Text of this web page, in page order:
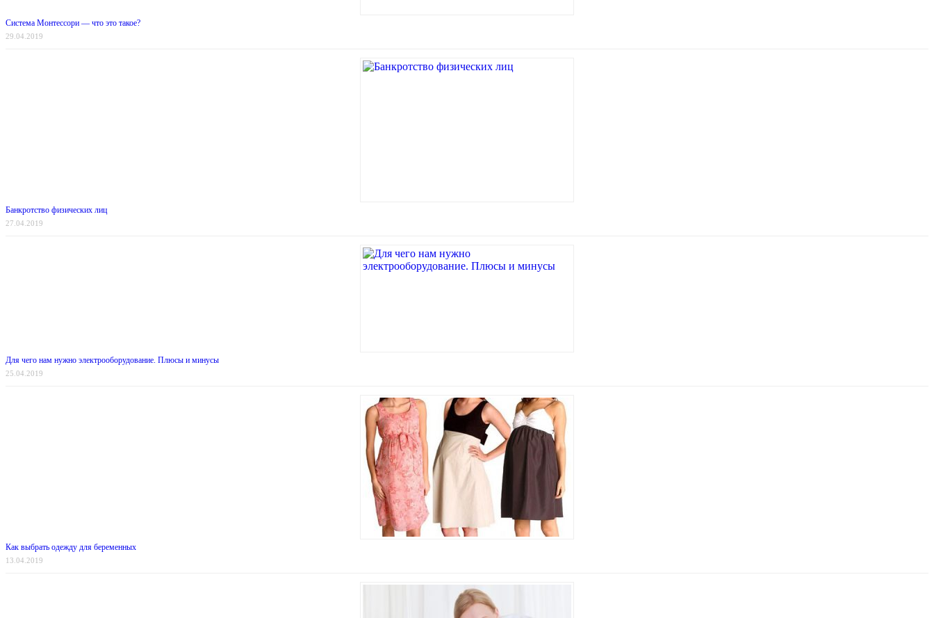
Система Монтессори — что это такое?
29.04.2019
Банкротство физических лиц
27.04.2019
Для чего нам нужно электрооборудование. Плюсы и минусы
25.04.2019
Как выбрать одежду для беременных
13.04.2019